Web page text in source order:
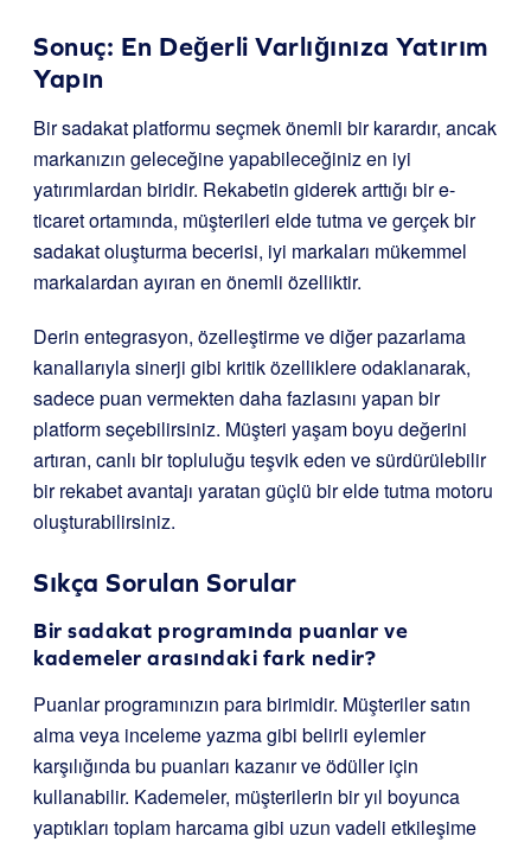
Sonuç: En Değerli Varlığınıza Yatırım
Yapın
Bir sadakat platformu seçmek önemli bir karardır, ancak
markanızın geleceğine yapabileceğiniz en iyi
yatırımlardan biridir. Rekabetin giderek arttığı bir e-
ticaret ortamında, müşterileri elde tutma ve gerçek bir
sadakat oluşturma becerisi, iyi markaları mükemmel
markalardan ayıran en önemli özelliktir.
Derin entegrasyon, özelleştirme ve diğer pazarlama
kanallarıyla sinerji gibi kritik özelliklere odaklanarak,
sadece puan vermekten daha fazlasını yapan bir
platform seçebilirsiniz. Müşteri yaşam boyu değerini
artıran, canlı bir topluluğu teşvik eden ve sürdürülebilir
bir rekabet avantajı yaratan güçlü bir elde tutma motoru
oluşturabilirsiniz.
Sıkça Sorulan Sorular
Bir sadakat programında puanlar ve
kademeler arasındaki fark nedir?
Puanlar programınızın para birimidir. Müşteriler satın
alma veya inceleme yazma gibi belirli eylemler
karşılığında bu puanları kazanır ve ödüller için
kullanabilir. Kademeler, müşterilerin bir yıl boyunca
yaptıkları toplam harcama gibi uzun vadeli etkileşime